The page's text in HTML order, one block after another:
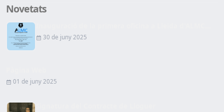
Novetats
30 de juny 2025
01 de juny 2025